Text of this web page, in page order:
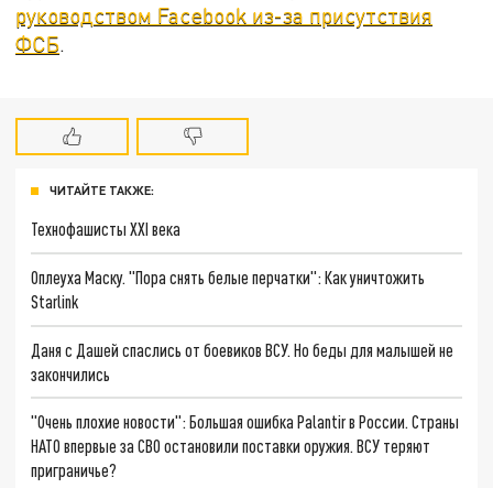
руководством Facebook из-за присутствия
ФСБ
ЧИТАЙТЕ ТАКЖЕ:
Технофашисты XXI века
Оплеуха Маску. "Пора снять белые перчатки": Как уничтожить
Starlink
Даня с Дашей спаслись от боевиков ВСУ. Но беды для малышей не
закончились
"Очень плохие новости": Большая ошибка Palantir в России. Страны
НАТО впервые за СВО остановили поставки оружия. ВСУ теряют
приграничье?